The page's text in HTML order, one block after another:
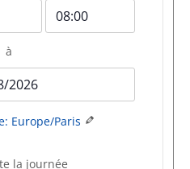
Heure
de
l'événement
à
Europe/Paris
la journée